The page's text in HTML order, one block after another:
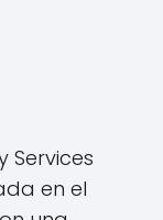
Services
en el